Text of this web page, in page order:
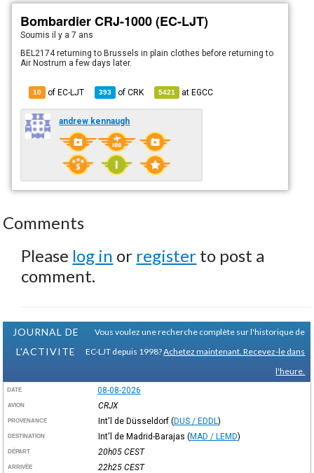
Bombardier CRJ-1000 (EC-LJT)
Soumisil y a 7 ans
BEL2174 returning to Brussels in plain clothes before returning to
Air Nostrum a few days later.
10 of EC-LJT 393 ofCRK 5421 atEGCC
andrew kennaugh
Comments
Please log in or register to post a
comment.
JOURNAL DE
L'ACTIVITE
Vous voulez une recherche complète sur l'historique de
EC-LJT depuis 1998?Achetez maintenant. Recevez-le dans
l'heure.
DATE 08-08-2026
AVION CRJX
PROVENANCE Int'l de Düsseldorf (DUS / EDDL )
DESTINATION Int'l de Madrid-Barajas (MAD / LEMD)
DÉPART 20h05 CEST
ARRIVÉE 22h25 CEST